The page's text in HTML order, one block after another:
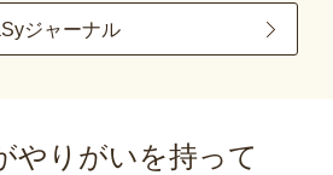
ジャーナル
やりがいを持って